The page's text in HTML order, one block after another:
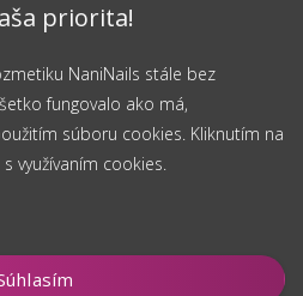
priorita!
NaniNails stále bez
fungovalo ako má,
súboru cookies. Kliknutím na
využívaním cookies.
košíka